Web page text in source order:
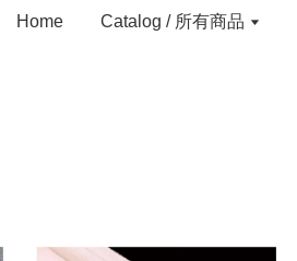
Home Catalog / 所有商品